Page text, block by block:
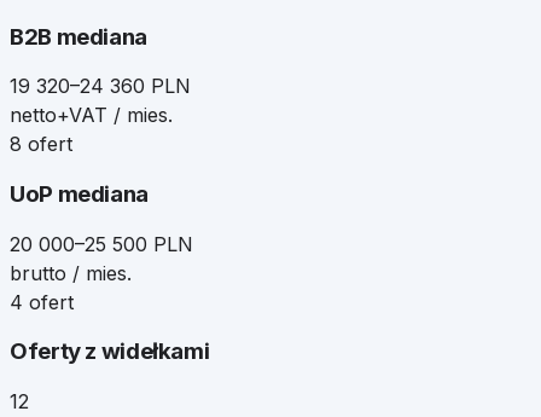
B2B mediana
19 320–24 360 PLN
netto+VAT / mies.
8 ofert
UoP mediana
20 000–25 500 PLN
brutto / mies.
4 ofert
Oferty z widełkami
12